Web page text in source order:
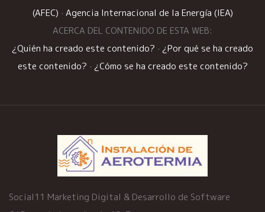
(AFEC) · Agencia Internacional de la Energía (IEA)
ACERCA DEL CONTENIDO DE ESTA WEB:
¿Quién ha creado este contenido? · ¿Por qué se ha creado
este contenido? · ¿Cómo se ha creado este contenido?
Social11 Marketing Digital & Desarrollo de Software